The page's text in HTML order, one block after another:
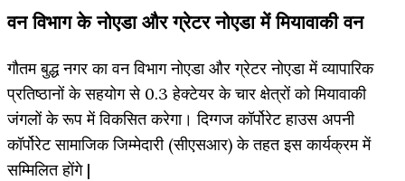
वन विभाग के नोएडा और ग्रेटर नोएडा में मियावाकी वन
गौतम बुद्ध नगर का वन विभाग नोएडा और ग्रेटर नोएडा में व्यापारिक
प्रतिष्ठानों के सहयोग से 0.3 हेक्टेयर के चार क्षेत्रों को मियावाकी
जंगलों के रूप में विकसित करेगा। दिग्गज कॉर्पोरेट हाउस अपनी
कॉर्पोरेट सामाजिक जिम्मेदारी (सीएसआर) के तहत इस कार्यक्रम में
सम्मिलित होंगे |